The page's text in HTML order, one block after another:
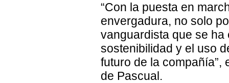
“Con la puesta en
envergadura, no solo
vanguardista que se
sostenibilidad y el uso
futuro de la
de Pascual.